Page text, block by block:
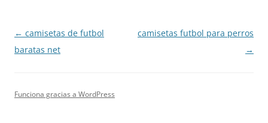
Navegación
de
← camisetas de futbol
baratas net
camisetas futbol para perros
→
Funciona gracias a WordPress